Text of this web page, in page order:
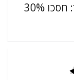
קוד הנחה SHEIN הטוב ביותר: חסכו 30%